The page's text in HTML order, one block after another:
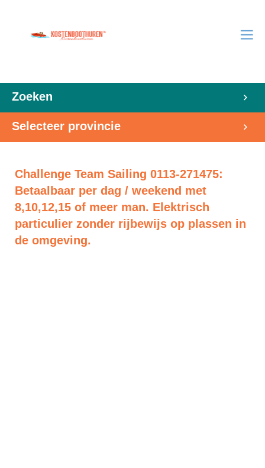
Zoeken
Selecteer provincie
Challenge Team Sailing 0113-271475:
Betaalbaar per dag / weekend met
8,10,12,15 of meer man. Elektrisch
particulier zonder rijbewijs op plassen in
de omgeving.